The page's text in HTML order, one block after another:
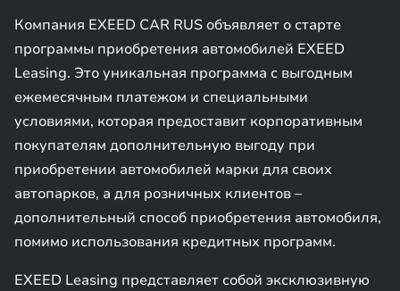
Компания EXEED CAR RUS объявляет о старте
программы приобретения автомобилей EXEED
Leasing. Это уникальная программа с выгодным
ежемесячным платежом и специальными
условиями, которая предоставит корпоративным
покупателям дополнительную выгоду при
приобретении автомобилей марки для своих
автопарков, а для розничных клиентов –
дополнительный способ приобретения автомобиля,
помимо использования кредитных программ.
EXEED Leasing представляет собой эксклюзивную